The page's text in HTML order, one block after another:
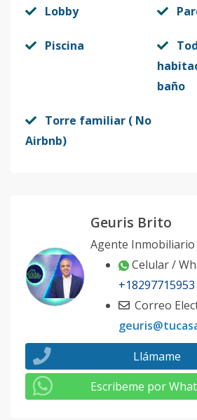
Lobby
Piscina
baño
Torre familiar ( No
Airbnb)
Geuris Brito
Agente Inmobiliario
Celular /
+18297715953
Correo
Llámame
Escribeme por